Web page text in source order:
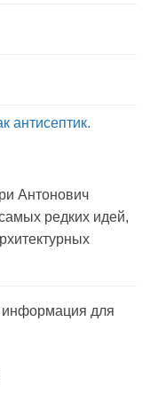
антисептик.
Антонович
редких идей,
информация для